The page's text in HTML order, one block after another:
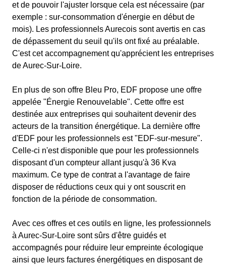
et de pouvoir l'ajuster lorsque cela est nécessaire (par
exemple : sur-consommation d'énergie en début de
mois). Les professionnels Aurecois sont avertis en cas
de dépassement du seuil qu'ils ont fixé au préalable.
C'est cet accompagnement qu'apprécient les entreprises
de Aurec-Sur-Loire.
En plus de son offre Bleu Pro, EDF propose une offre
appelée "Énergie Renouvelable". Cette offre est
destinée aux entreprises qui souhaitent devenir des
acteurs de la transition énergétique. La dernière offre
d'EDF pour les professionnels est "EDF-sur-mesure".
Celle-ci n'est disponible que pour les professionnels
disposant d'un compteur allant jusqu'à 36 Kva
maximum. Ce type de contrat a l'avantage de faire
disposer de réductions ceux qui y ont souscrit en
fonction de la période de consommation.
Avec ces offres et ces outils en ligne, les professionnels
à Aurec-Sur-Loire sont sûrs d'être guidés et
accompagnés pour réduire leur empreinte écologique
ainsi que leurs factures énergétiques en disposant de